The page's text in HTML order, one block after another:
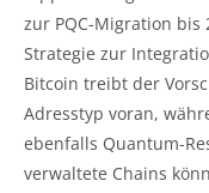
zur PQC-Migration bis
Strategie zur
Bitcoin treibt der
Adresstyp voran,
ebenfalls Quantum-
verwaltete Chains